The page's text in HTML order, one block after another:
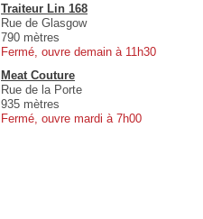
Traiteur Lin 168
Rue de Glasgow
790 mètres
Fermé, ouvre demain à 11h30
Meat Couture
Rue de la Porte
935 mètres
Fermé, ouvre mardi à 7h00